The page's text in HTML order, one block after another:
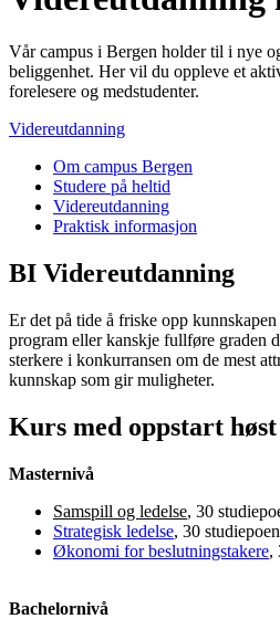
Vår campus i Bergen holder til i nye
beliggenhet. Her vil du oppleve et
forelesere og medstudenter.
Videreutdanning
Om campus Bergen
Studere på heltid
Videreutdanning
Praktisk informasjon
BI Videreutdanning
Er det på tide å friske opp
program eller kanskje fullføre graden
sterkere i konkurransen om de mest
kunnskap som gir muligheter.
Kurs med oppstart høst
Masternivå
Samspill og ledelse, 30
Strategisk ledelse, 30
Økonomi for beslutningstakere,
Bachelornivå